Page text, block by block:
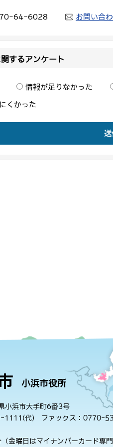
64-6028 お問い合
するアンケート
情報が足りなかった
くかった
送
小浜市役所
浜市大手町6番3号
1111(代) ファックス：0770-
金曜日はマイナンバーカード専